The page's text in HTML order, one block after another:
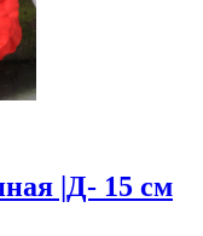
|Д- 15 см